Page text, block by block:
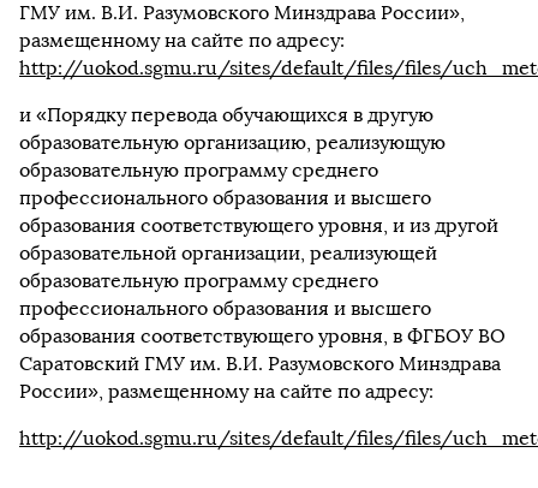
ГМУ им. В.И. Разумовского Минздрава России»,
размещенному на сайте по адресу:
http://uokod.sgmu.ru/sites/default/files/files/
и «Порядку перевода обучающихся в другую
образовательную организацию, реализующую
образовательную программу среднего
профессионального образования и высшего
образования соответствующего уровня, и из другой
образовательной организации, реализующей
образовательную программу среднего
профессионального образования и высшего
образования соответствующего уровня, в ФГБОУ ВО
Саратовский ГМУ им. В.И. Разумовского Минздрава
России», размещенному на сайте по адресу:
http://uokod.sgmu.ru/sites/default/files/files/